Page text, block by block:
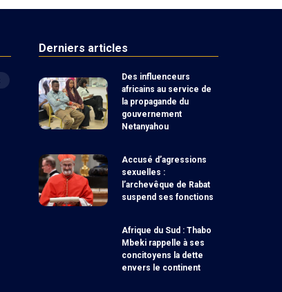
Derniers articles
Des influenceurs
africains au service de
la propagande du
gouvernement
Netanyahou
Accusé d’agressions
sexuelles :
l’archevêque de Rabat
suspend ses fonctions
Afrique du Sud : Thabo
Mbeki rappelle à ses
concitoyens la dette
envers le continent